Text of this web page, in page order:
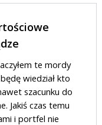
te mordy
wiedział kto
szacunku do
Jakiś czas temu
i portfel nie